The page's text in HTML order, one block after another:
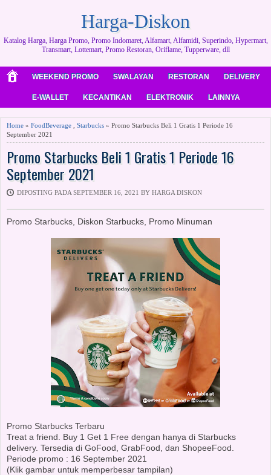
Harga-Diskon
Katalog Harga, Harga Promo, Promo Indomaret, Alfamart, Alfamidi, Superindo, Hypermart,
Transmart, Lottemart, Promo Restoran, Oriflame, Tupperware, dll
WEEKEND PROMO SWALAYAN RESTORAN DELIVERY
E-WALLET KECANTIKAN ELEKTRONIK LAINNYA
Home » FoodBeverage Starbucks » Promo Starbucks Beli 1 Gratis 1 Periode 16
September 2021
Promo Starbucks Beli 1 Gratis 1 Periode 16
September 2021
DIPOSTING PADA SEPTEMBER 16, 2021 BY HARGA DISKON
Promo Starbucks, Diskon Starbucks, Promo Minuman
Promo Starbucks Terbaru
Treat a friend. Buy 1 Get 1 Free dengan hanya di Starbucks
delivery. Tersedia di GoFood, GrabFood, dan ShopeeFood.
Periode promo : 16 September 2021
(Klik gambar untuk memperbesar tampilan)